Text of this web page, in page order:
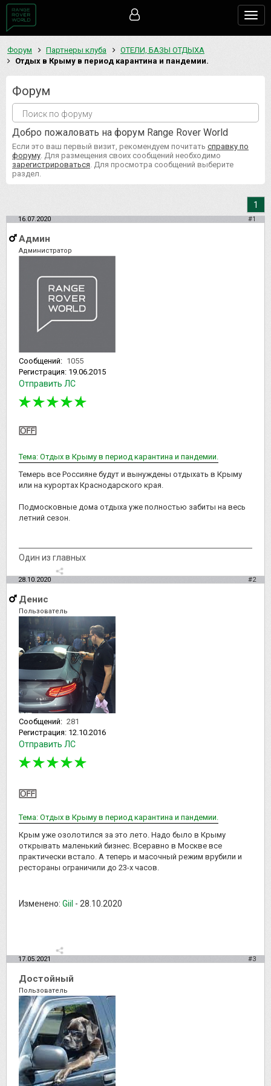
Форум Партнеры клуба
ОТЕЛИ, БАЗЫ ОТДЫХА
Отдых в Крыму в период карантина и пандемии.
Форум
Добро пожаловать на форум Range Rover World
Если это ваш первый визит, рекомендуем почитать справку по
форуму . Для размещения своих сообщений необходимо
зарегистрироваться . Для просмотра сообщений выберите
раздел.
1
16.07.2020 #1
Админ
Администратор
Сообщений: 1055
Регистрация: 19.06.2015
Отправить ЛС
Тема: Отдых в Крыму в период карантина и пандемии.
Темерь все Россияне будут и вынуждены отдыхать в Крыму
или на курортах Краснодарского края.
Подмосковные дома отдыха уже полностью забиты на весь
летний сезон.
Один из главных
28.10.2020 #2
Денис
Пользователь
Сообщений: 281
Регистрация: 12.10.2016
Отправить ЛС
Тема: Отдых в Крыму в период карантина и пандемии.
Крым уже озолотился за это лето. Надо было в Крыму
открывать маленький бизнес. Всеравно в Москве все
практически встало. А теперь и масочный режим врубили и
рестораны ограничили до 23-х часов.
Изменено: Giil - 28.10.2020
17.05.2021 #3
Достойный
Пользователь